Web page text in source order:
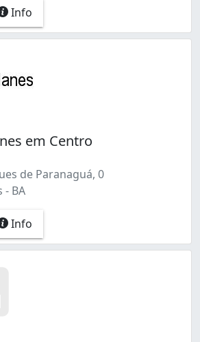
Info
em Centro
de Paranaguá, 0
- BA
Info